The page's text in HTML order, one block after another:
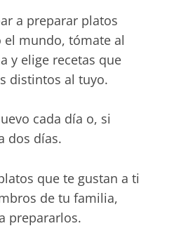
a preparar platos
mundo, tómate al
y elige recetas que
distintos al tuyo.
cada día o, si
dos días.
que te gustan a ti
de tu familia,
prepararlos.